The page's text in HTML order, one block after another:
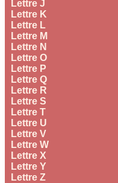
Lettre J
Lettre K
Lettre L
Lettre M
Lettre N
Lettre O
Lettre P
Lettre Q
Lettre R
Lettre S
Lettre T
Lettre U
Lettre V
Lettre W
Lettre X
Lettre Y
Lettre Z